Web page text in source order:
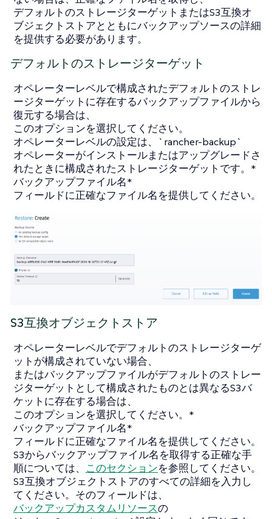
デフォルトのストレージターゲットまたはS3互換オ
ブジェクトストアとともにバックアップソースの詳細
を提供する必要があります。
デフォルトのストレージターゲット
オペレーターレベルで構成されたデフォルトのストレ
ージターゲットに存在するバックアップファイルから
復元する場合は、
このオプションを選択してください。
オペレーターレベルの設定は、`rancher-backup`
オペレーターがインストールまたはアップグレードさ
れたときに構成されたストレージターゲットです。*
バックアップファイル名*
フィールドに正確なファイル名を提供してください。
S3互換オブジェクトストア
オペレーターレベルでデフォルトのストレージターゲ
ットが構成されていない場合、
またはバックアップファイルがデフォルトのストレー
ジターゲットとして構成されたものとは異なるS3バ
ケットに存在する場合は、
このオプションを選択してください。*
バックアップファイル名*
フィールドに正確なファイル名を提供してください。
S3からバックアップファイル名を取得する正確な手
順については、 このセクションを参照してください。
S3互換オブジェクトストアのすべての詳細を入力し
てください。そのフィールドは、
バックアップカスタムリソースの